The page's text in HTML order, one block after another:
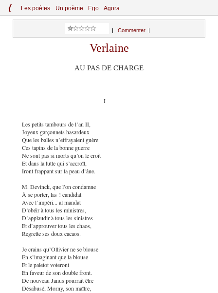
{ Les poètes Un poème Ego Agora
Commenter
Verlaine
AU PAS DE CHARGE
I
Les petits tambours de l’an II,
Joyeux garçonnets hasardeux
Que les balles n’effrayaient guère
Ces tapins de la bonne guerre
Ne sont pas si morts qu’on le croit
Et dans la lutte qui s’accroît,
Iront frappant sur la peau d’âne.
M. Devinck, que l’on condamne
À se porter, las ! candidat
Avec l’impéri... al mandat
D’obéir à tous les ministres,
D’applaudir à tous les sinistres
Et d’approuver tous les chaos,
Regrette ses doux cacaos.
Je crains qu’Ollivier ne se blouse
En s’imaginant que la blouse
Et le paletot voteront
En faveur de son double front.
De nouveau Janus pourrait être
Désabusé, Morny, son maître,